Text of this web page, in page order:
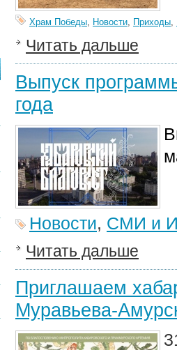
Храм Победы, Новости, Приходы,
Читать дальше
Выпуск
года
Новости, СМИ и
Читать дальше
Приглашаем
Муравьева-